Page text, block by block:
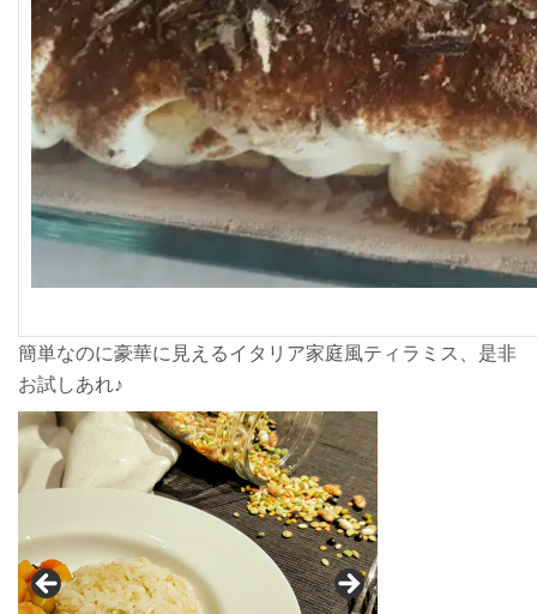
簡単なのに豪華に見えるイタリア家庭風ティラミス、是非
お試しあれ♪